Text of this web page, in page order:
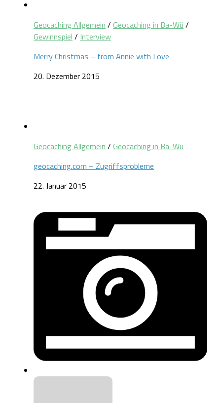
Geocaching Allgemein / Geocaching in Ba-Wü /
Gewinnspiel / Interview
Merry Christmas – from Annie with Love
20. Dezember 2015
Geocaching Allgemein / Geocaching in Ba-Wü
geocaching.com – Zugriffsprobleme
22. Januar 2015